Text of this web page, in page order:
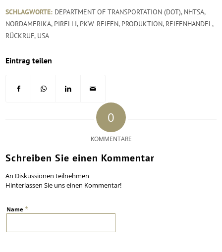
SCHLAGWORTE: DEPARTMENT OF TRANSPORTATION (DOT), NHTSA,
NORDAMERIKA, PIRELLI, PKW-REIFEN, PRODUKTION, REIFENHANDEL,
RÜCKRUF, USA
Eintrag teilen
0
KOMMENTARE
Schreiben Sie einen Kommentar
An Diskussionen teilnehmen
Hinterlassen Sie uns einen Kommentar!
Name*